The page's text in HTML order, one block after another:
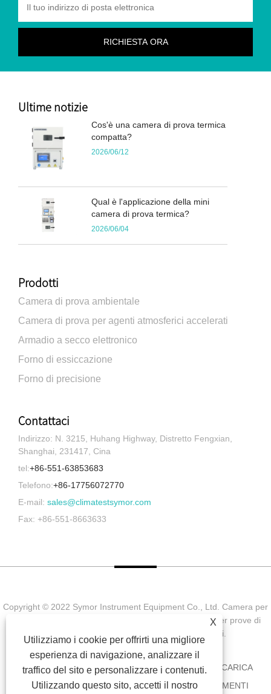
Ultime notizie
Cos'è una camera di prova termica
compatta?
2026/06/12
Qual è l'applicazione della mini
camera di prova termica?
2026/06/04
Prodotti
Camera di prova ambientale
Camera di prova per agenti atmosferici accelerati
Armadio a secco elettronico
Forno di essiccazione
Forno di precisione
Contattaci
Indirizzo: N. 3215, Huhang Highway, Distretto Fengxian,
Shanghai, 231417, Cina
tel:+86-551-63853683
Telefono:+86-17756072770
E-mail: sales@climatestsymor.com
Fax: +86-551-8663633
Copyright © 2022 Symor Instrument Equipment Co., Ltd. Camera per
prove ambientali, cabina elettronica a secco, camera per prove di
invecchiamento accelerato Tutti i diritti riservati.
CASA CHI SIAMO PRODOTTI NOTIZIA
SCARICA
INVIA RICHIESTA
CONTATTACI COLLEGAMENTI
X
Utilizziamo i cookie per offrirti una migliore
esperienza di navigazione, analizzare il
traffico del sito e personalizzare i contenuti.
Utilizzando questo sito, accetti il ​​nostro